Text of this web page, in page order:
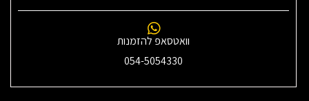
וואטסאפ להזמנות
054-5054330